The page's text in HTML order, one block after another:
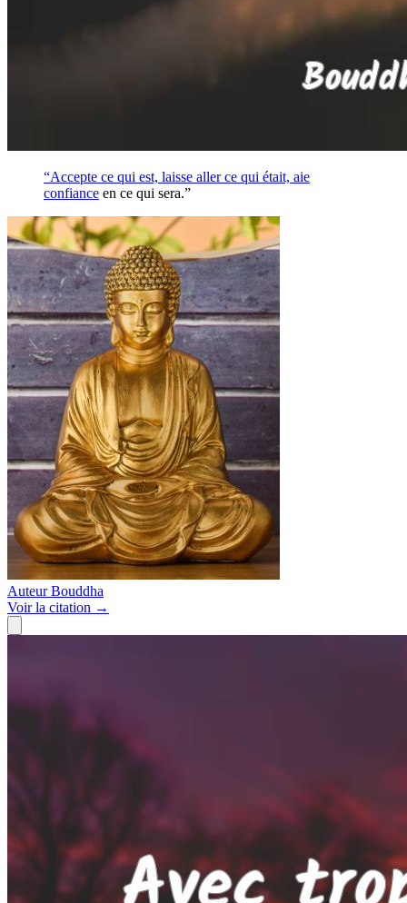
“Accepte ce qui est, laisse aller ce qui était, aie
confiance en ce qui sera.”
Auteur Bouddha
Voirla citation →